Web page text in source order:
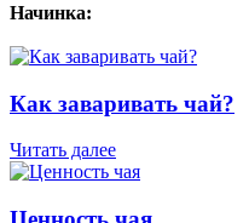
Начинка:
Как заваривать чай?
Читать далее